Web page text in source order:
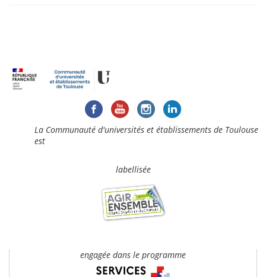
La Communauté d'universités et établissements de Toulouse
est
labellisée
engagée dans le programme